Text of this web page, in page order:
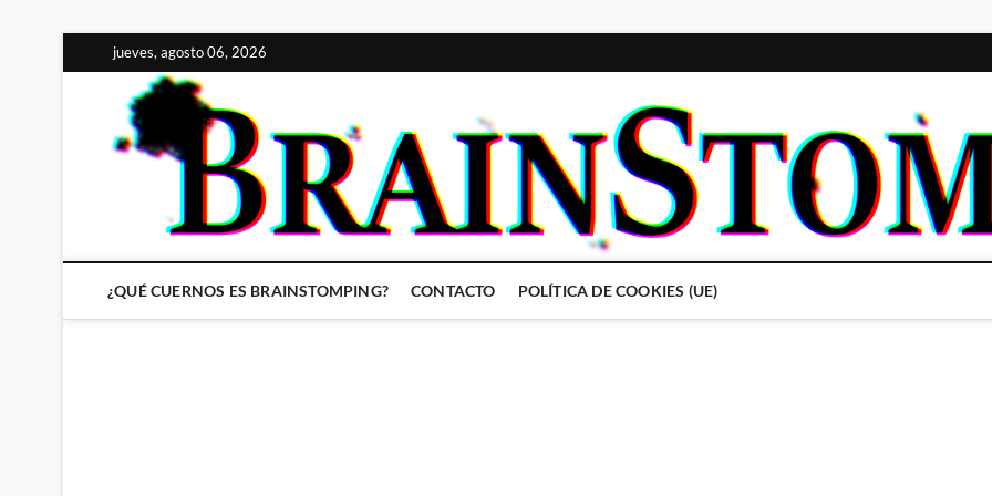
al
contenido
jueves, agosto 06, 2026
¿QUÉ CUERNOS ES BRAINSTOMPING? CONTACTO POLÍTICA DE COOKIES (UE)